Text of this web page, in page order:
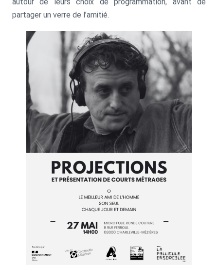
autour de leurs choix de programmation, avant de
partager un verre de l’amitié.